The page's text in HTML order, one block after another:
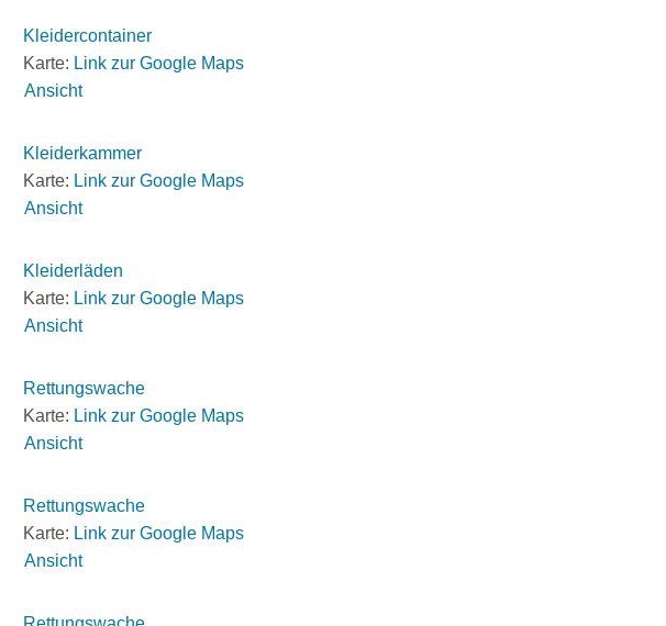
Kleidercontainer
Karte: Link zur Google Maps
Ansicht
Kleiderkammer
Karte: Link zur Google Maps
Ansicht
Kleiderläden
Karte: Link zur Google Maps
Ansicht
Rettungswache
Karte: Link zur Google Maps
Ansicht
Rettungswache
Karte: Link zur Google Maps
Ansicht